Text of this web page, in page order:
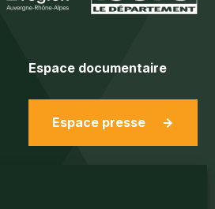
Espace documentaire
Espace presse